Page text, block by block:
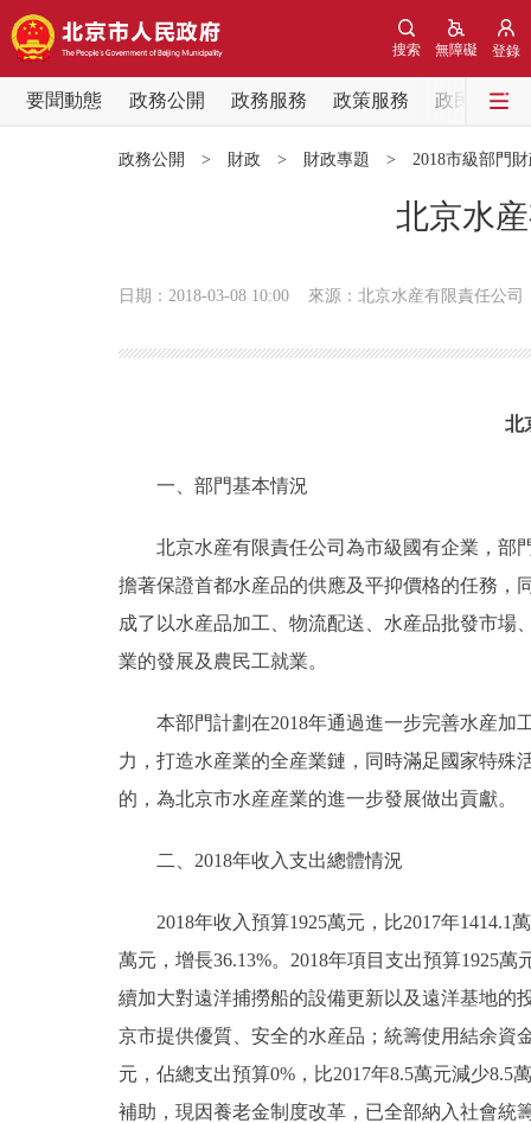
登錄
無障礙
搜索
要聞動態 政務公開 政務服務 政策服務
政民互動
決策公開
政務服務
個人服務
便民服務
仲介服務
政民互動
參與調查
走進北京
政務公開 > 財政 > 財政專題 > 2018市級部門
北京水
日期：2018-03-08 10:00 來源：北京水産有限責任公司
北
一、部門基本情況
北京水産有限責任公司為市級國有企業，部門
擔著保證首都水産品的供應及平抑價格的任務，
成了以水産品加工、物流配送、水産品批發市
業的發展及農民工就業。
本部門計劃在2018年通過進一步完善水産加
力，打造水産業的全産業鏈，同時滿足國家特殊
的，為北京市水産産業的進一步發展做出貢獻。
二、2018年收入支出總體情況
2018年收入預算1925萬元，比2017年1414.1萬
萬元，增長36.13%。2018年項目支出預算1925
續加大對遠洋捕撈船的設備更新以及遠洋基地的
京市提供優質、安全的水産品；統籌使用結余資
元，佔總支出預算0%，比2017年8.5萬元減少
補助，現因養老金制度改革，已全部納入社會統